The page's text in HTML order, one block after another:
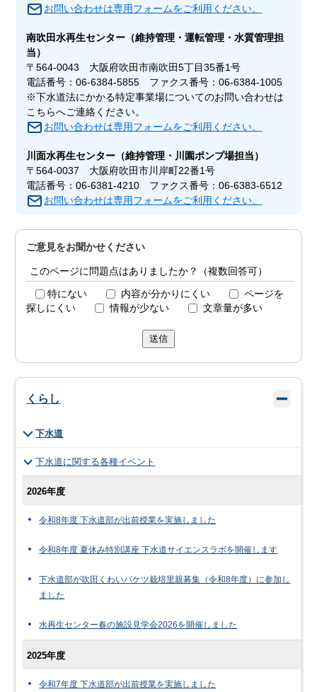
お問い合わせは専用フォームをご利用ください。
南吹田水再生センター （維持管理・運転管理・水質管理担
当）
〒564-0043 大阪府吹田市南吹田5丁目35番1号
電話番号：06-6384-5855 ファクス番号：06-6384-1005
※下水道法にかかる特定事業場についてのお問い合わせは
こちらへご連絡ください。
お問い合わせは専用フォームをご利用ください。
川面水再生センター （維持管理・川園ポンプ場担当）
〒564-0037 大阪府吹田市川岸町22番1号
電話番号：06-6381-4210 ファクス番号：06-6383-6512
お問い合わせは専用フォームをご利用ください。
ご意見をお聞かせください
このページに問題点はありましたか？（複数回答可）
特にない 内容が分かりにくい
ページを
探しにくい
情報が少ない 文章量が多い
送信
くらし
下水道
下水道に関する各種イベント
2026年度
令和8年度 下水道部が出前授業を実施しました
令和8年度 夏休み特別講座 下水道サイエンスラボを開催します
下水道部が吹田くわいバケツ栽培里親募集（令和8年度）に参加し
ました
水再生センター春の施設見学会2026を開催しました
2025年度
令和7年度 下水道部が出前授業を実施しました